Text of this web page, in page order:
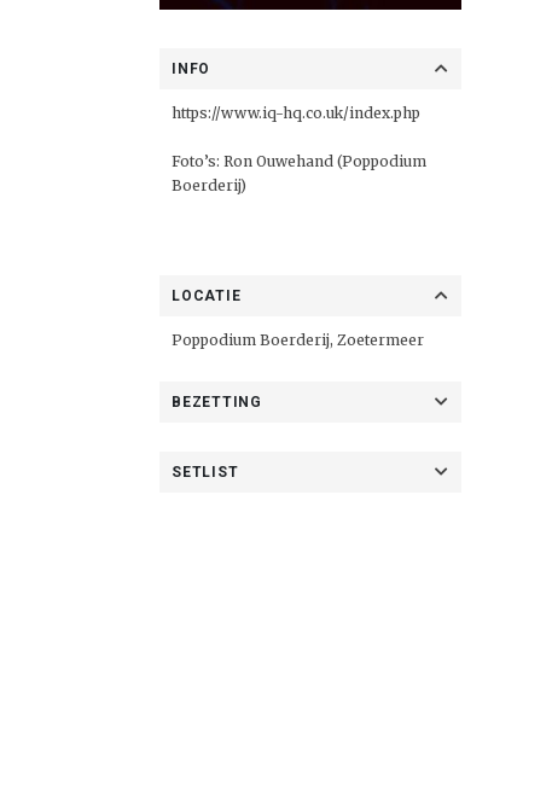
INFO
https://www.iq-hq.co.uk/index.php
Foto’s: Ron Ouwehand (Poppodium
Boerderij)
LOCATIE
Poppodium Boerderij, Zoetermeer
BEZETTING
SETLIST